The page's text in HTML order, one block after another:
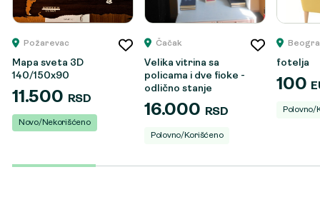
Požarevac
Mapa sveta 3D
140/150x90
11.500 RSD
Novo/Nekorišćeno
Čačak
Velika vitrina sa
policama i dve fioke -
odlično stanje
16.000 RSD
Polovno/Korišćeno
fotelja
100
Polovno/